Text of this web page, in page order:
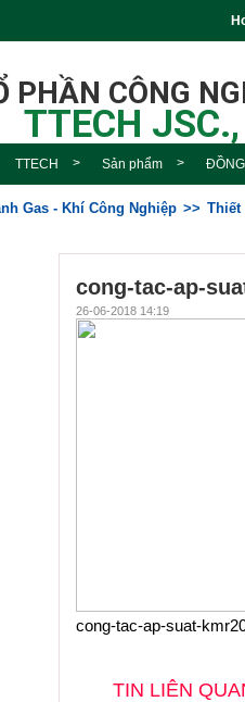
PHẦN CÔNG
TTECH JSC.,
TTECH Sản phẩm
Gas - Khí Công Nghiệp Thiết
cong-tac-ap-
26-06-2018 14:19
cong-tac-ap-suat-
TIN LIÊN